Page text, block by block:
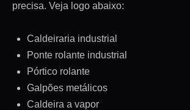
precisa. Veja logo abaixo:
Caldeiraria industrial
Ponte rolante industrial
Pórtico rolante
Galpões metálicos
Caldeira a vapor